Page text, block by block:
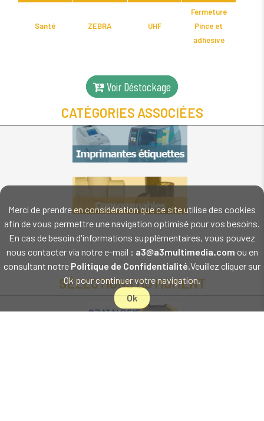
Merci de prendre en considération que ce site utilise des cookies
afin de vous permettre une navigation optimisé pour vos besoins.
En cas de besoin d'informations supplémentaires, vous pouvez
nous contacter via notre e-mail : a3@a3multimedia.com ou en
consultant notre Politique de Confidentialité.Veuillez cliquer sur
Ok pour continuer votre navigation.
Ok
Santé ZEBRA UHF
Fermeture
Pince et
adhesive
Voir Déstockage
CATÉGORIES ASSOCIÉES
SÉLECTIONS DU MOMENT